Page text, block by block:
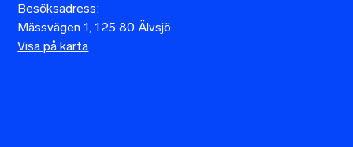
Besöksadress:
Mässvägen 1, 125 80 Älvsjö
Visa på karta